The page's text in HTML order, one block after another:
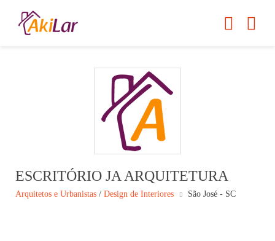
ESCRITÓRIO JA ARQUITETURA
Arquitetos e Urbanistas / Design de Interiores São José - SC